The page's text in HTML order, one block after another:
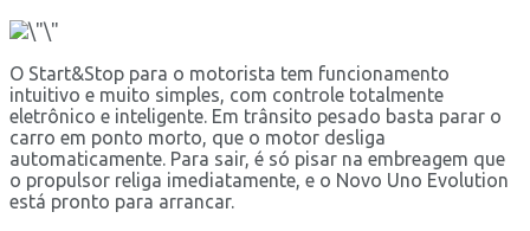
O Start&Stop para o motorista tem funcionamento
intuitivo e muito simples, com controle totalmente
eletrônico e inteligente. Em trânsito pesado basta parar o
carro em ponto morto, que o motor desliga
automaticamente. Para sair, é só pisar na embreagem que
o propulsor religa imediatamente, e o Novo Uno Evolution
está pronto para arrancar.